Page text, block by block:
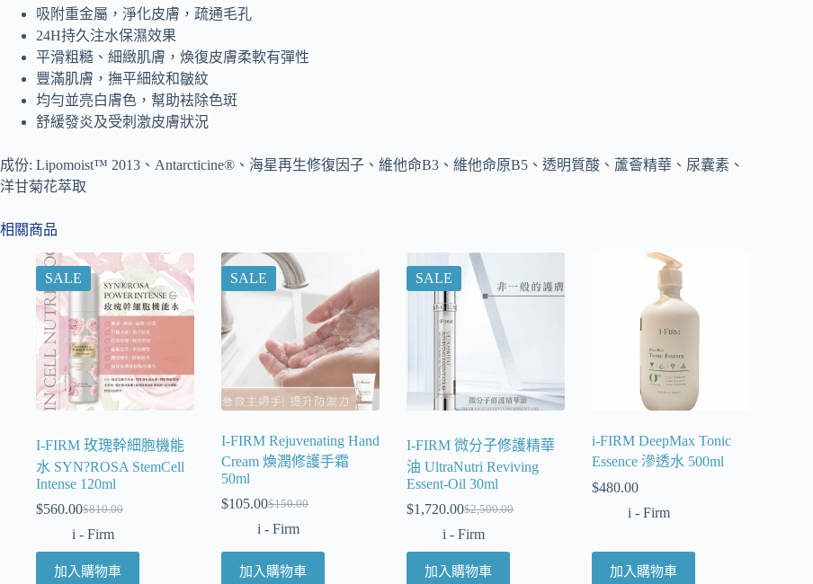
吸附重金屬，淨化皮膚，疏通毛孔
24H持久注水保濕效果
平滑粗糙、細緻肌膚，煥復皮膚柔軟有彈性
豐滿肌膚，撫平細紋和皺紋
均勻並亮白膚色，幫助袪除色斑
舒緩發炎及受刺激皮膚狀況
成份: Lipomoist™ 2013 、 Antarcticine® 、海星再生修復因子、維他命B3 、維他命原B5 、透明質酸、蘆薈精華、尿囊素、
洋甘菊花萃取
相關商品
SALE
I-FIRM 玫瑰幹細胞機能
水 SYN?ROSA StemCell
Intense 120ml
$810.00
$560.00
i - Firm
加入購物車
SALE
I-FIRM Rejuvenating Hand
Cream 煥潤修護手霜
50ml
$150.00
$105.00
i - Firm
加入購物車
SALE
I-FIRM 微分子修護精華
油 UltraNutri Reviving
Essent-Oil 30ml
$2,500.00
$1,720.00
i - Firm
加入購物車
i-FIRM DeepMax Tonic
Essence 滲透水 500ml
$480.00
i - Firm
加入購物車